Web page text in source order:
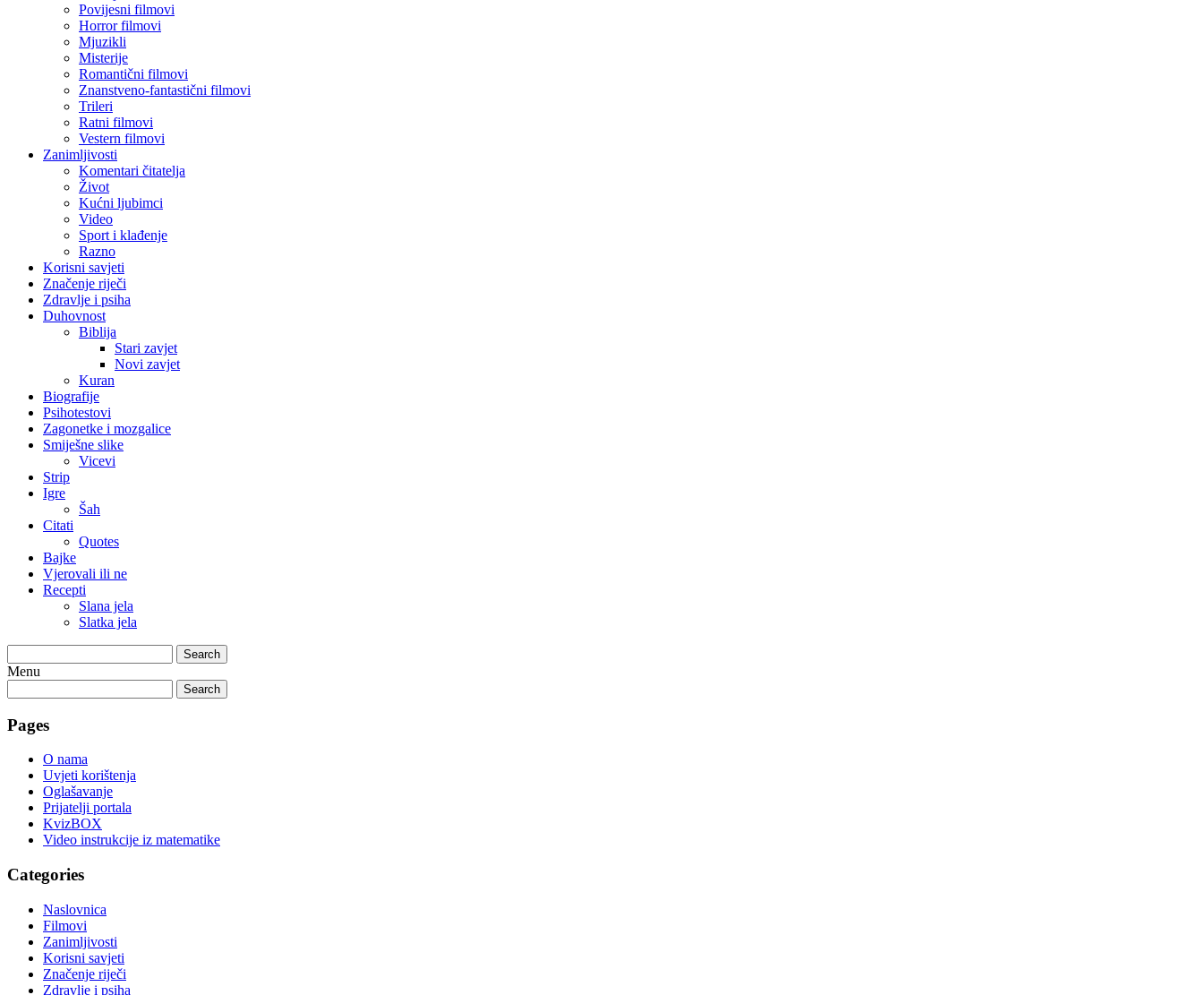
Povijesni filmovi
Horror filmovi
Mjuzikli
Misterije
Romantični filmovi
Znanstveno-fantastični filmovi
Trileri
Ratni filmovi
Vestern filmovi
Zanimljivosti
Komentari čitatelja
Život
Kućni ljubimci
Video
Sport i klađenje
Razno
Korisni savjeti
Značenje riječi
Zdravlje i psiha
Duhovnost
Biblija
Stari zavjet
Novi zavjet
Kuran
Biografije
Psihotestovi
Zagonetke i mozgalice
Smiješne slike
Vicevi
Strip
Igre
Šah
Citati
Quotes
Bajke
Vjerovali ili ne
Recepti
Slana jela
Slatka jela
Search
Menu
Search
Pages
O nama
Uvjeti korištenja
Oglašavanje
Prijatelji portala
KvizBOX
Video instrukcije iz matematike
Categories
Naslovnica
Filmovi
Zanimljivosti
Korisni savjeti
Značenje riječi
Zdravlje i psiha